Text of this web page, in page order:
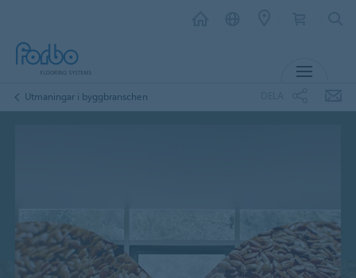
Utmaningar i byggbranschen